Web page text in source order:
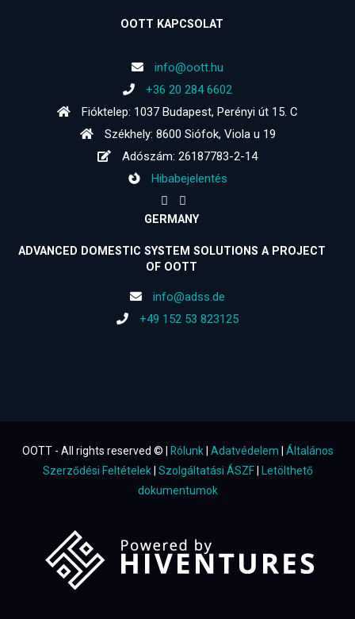
OOTT KAPCSOLAT
info@oott.hu
+36 20 284 6602
Fióktelep: 1037 Budapest, Perényi út 15. C
Székhely: 8600 Siófok, Viola u 19
Adószám: 26187783-2-14
Hibabejelentés
GERMANY
ADVANCED DOMESTIC SYSTEM SOLUTIONS A PROJECT
OF OOTT
info@adss.de
+49 152 53 823125
OOTT - All rights reserved © | Rólunk| Adatvédelem
Általános
Szerződési Feltételek| Szolgáltatási ÁSZF|
Letölthető
dokumentumok